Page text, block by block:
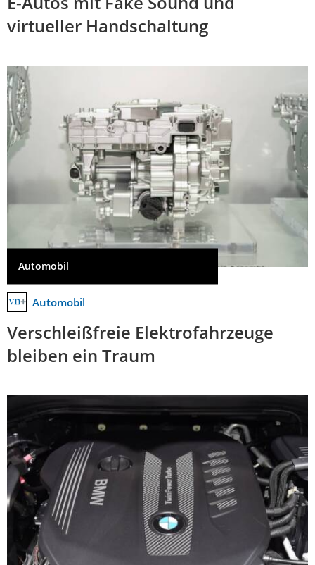
virtueller Handschaltung
Automobil
Automobil
Verschleißfreie Elektrofahrzeuge
bleiben ein Traum